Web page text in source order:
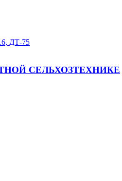
ДТ-75
СЕЛЬХОЗТЕХНИКЕ